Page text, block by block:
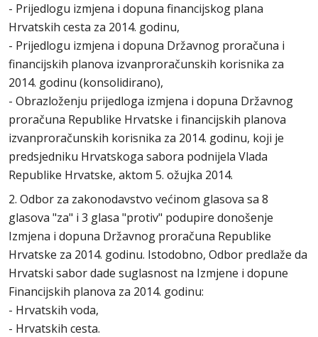
- Prijedlogu izmjena i dopuna financijskog plana
Hrvatskih cesta za 2014. godinu,
- Prijedlogu izmjena i dopuna Državnog proračuna i
financijskih planova izvanproračunskih korisnika za
2014. godinu (konsolidirano),
- Obrazloženju prijedloga izmjena i dopuna Državnog
proračuna Republike Hrvatske i financijskih planova
izvanproračunskih korisnika za 2014. godinu, koji je
predsjedniku Hrvatskoga sabora podnijela Vlada
Republike Hrvatske, aktom 5. ožujka 2014.
2. Odbor za zakonodavstvo većinom glasova sa 8
glasova "za" i 3 glasa "protiv" podupire donošenje
Izmjena i dopuna Državnog proračuna Republike
Hrvatske za 2014. godinu. Istodobno, Odbor predlaže da
Hrvatski sabor dade suglasnost na Izmjene i dopune
Financijskih planova za 2014. godinu:
- Hrvatskih voda,
- Hrvatskih cesta.